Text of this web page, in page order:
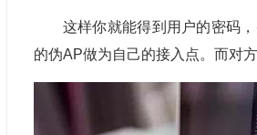
这样你就能得到用户的密码
的伪AP做为自己的接入点。而对方